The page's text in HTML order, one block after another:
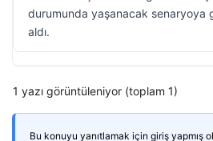
durumunda yaşanacak senaryoya
aldı.
1 yazı görüntüleniyor (toplam 1)
Bu konuyu yanıtlamak için giriş yapmış